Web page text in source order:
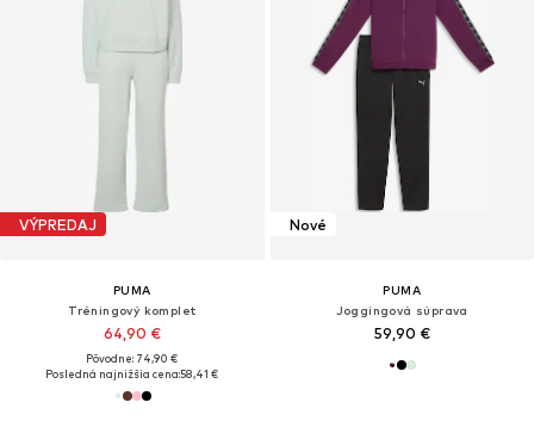
VÝPREDAJ
PUMA
Tréningový komplet
64,90 €
Pôvodne: 74,90 €
Posledná najnižšia cena:58,41 €
Nové
PUMA
Joggingová súprava
59,90 €